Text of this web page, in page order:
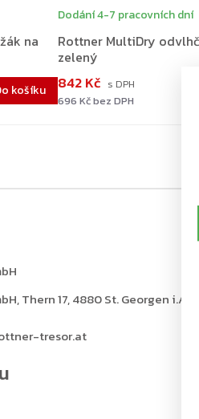
na
košíku
Rottner MultiDry
zelený
Dodání 4-7 pracovních dní
696 Kč bez DPH
842 Kč
Thern 17, 4880 St. Georgen i.A.,
tresor.at